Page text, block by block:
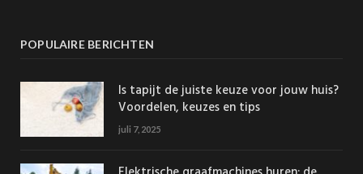
POPULAIRE BERICHTEN
Is tapijt de juiste keuze voor jouw huis?
Voordelen, keuzes en tips
juli 7, 2025